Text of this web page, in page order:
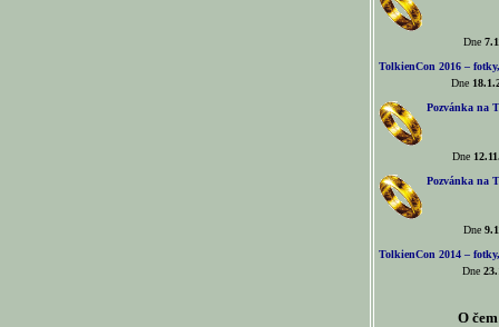
Dne
TolkienCon 2016 –
Dne
Pozvánka na
Dne
Pozvánka na
Dne
TolkienCon 2014 –
Dne
O